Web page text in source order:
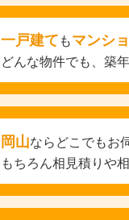
一戸建て もマンシ
どんな物件でも、築
岡山ならどこでもお
もちろん相見積りや